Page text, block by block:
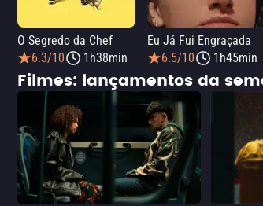
O Segredo da Chef
6.3/10
1h38min
Eu Já Fui Engraçada
6.5/10
1h45min
Filmes: lançamentos da